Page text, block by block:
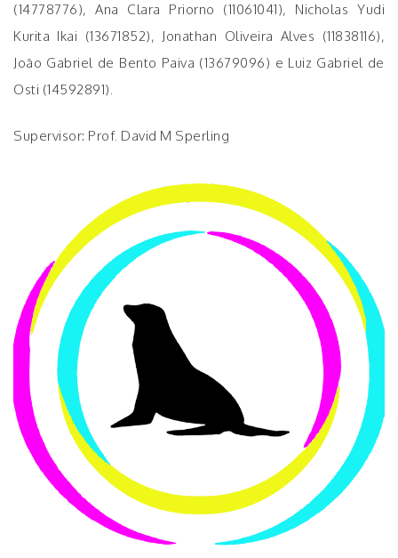
(14778776), Ana Clara Priorno (11061041), Nicholas Yudi
Kurita Ikai (13671852), Jonathan Oliveira Alves (11838116),
João Gabriel de Bento Paiva (13679096) e Luiz Gabriel de
Osti (14592891).
Supervisor: Prof. David M Sperling